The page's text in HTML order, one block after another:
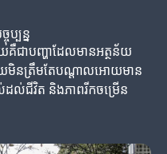
បន្ន
គឺជាបញ្ហាដែលមានអត្ថន័យ
មិនត្រឹមតែបណ្តាលអោយមាន
ល់ដល់ជីវិត និងភាពរីកចម្រើន